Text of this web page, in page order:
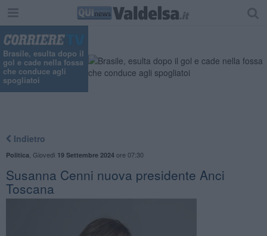
Brasile, esulta dopo il
gol e cade nella fossa
che conduce agli
spogliatoi
Indietro
Politica Giovedì 19 Settembre 2024ore 07:30
Susanna Cenni nuova presidente Anci
Toscana